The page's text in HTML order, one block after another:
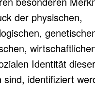
der physischen,
Identität
sind, identifiziert